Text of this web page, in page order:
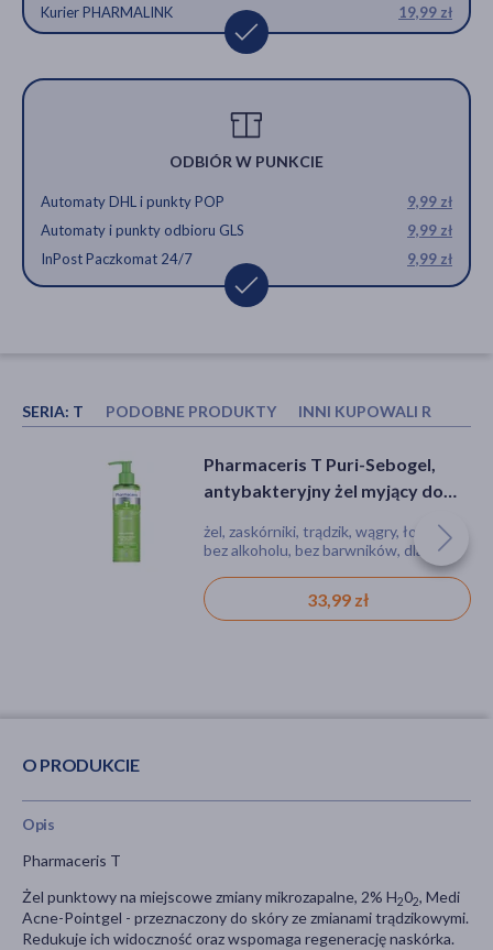
Kurier PHARMALINK
19,99 zł
ODBIÓR W PUNKCIE
Automaty DHL i punkty POP
9,99 zł
Automaty i punkty odbioru GLS
9,99 zł
InPost Paczkomat 24/7
9,99 zł
SERIA: T PODOBNE PRODUKTY INNI KUPOWALI
Bioliq Dermo, serum punktowe
na trądzik, 15 ml
serum, zaskórniki, trądzik, wągry
19,29 zł
Pharmaceris T Puri-Sebogel,
antybakteryjny żel myjący do
niedoskonałościom, 190 ml
żel, zaskórniki, trądzik, wągry, łojotok,
bez alkoholu, bez barwników, dla
33,99 zł
Pharmaceris T Puri-Sebogel,
antybakteryjny żel myjący do
niedoskonałościom, 190 ml
żel, zaskórniki, trądzik, wągry, łojotok,
bez alkoholu, bez barwników, dla
33,99 zł
O PRODUKCIE
Opis
Pharmaceris T
Żel punktowy na miejscowe zmiany mikrozapalne, 2% H202, Medi
Acne-Pointgel - przeznaczony do skóry ze zmianami trądzikowymi.
Redukuje ich widoczność oraz wspomaga regenerację naskórka.